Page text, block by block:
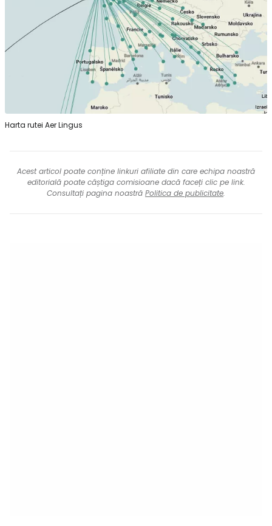
Harta rutei Aer Lingus
Acest articol poate conține linkuri afiliate din care echipa noastră
editorială poate câștiga comisioane dacă faceți clic pe link.
Consultați pagina noastră Politica de publicitate.